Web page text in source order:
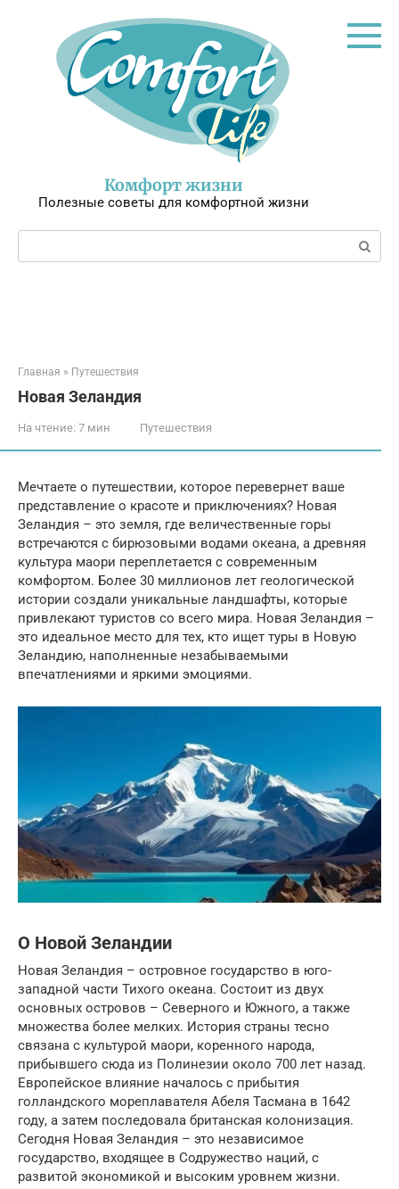
Комфорт жизни
Полезные советы для комфортной жизни
Поиск:
Главная » Путешествия
Новая Зеландия
На чтение: 7 мин Путешествия
Мечтаете о путешествии, которое перевернет ваше
представление о красоте и приключениях? Новая
Зеландия – это земля, где величественные горы
встречаются с бирюзовыми водами океана, а древняя
культура маори переплетается с современным
комфортом. Более 30 миллионов лет геологической
истории создали уникальные ландшафты, которые
привлекают туристов со всего мира. Новая Зеландия –
это идеальное место для тех, кто ищет туры в Новую
Зеландию, наполненные незабываемыми
впечатлениями и яркими эмоциями.
О Новой Зеландии
Новая Зеландия – островное государство в юго-
западной части Тихого океана. Состоит из двух
основных островов – Северного и Южного, а также
множества более мелких. История страны тесно
связана с культурой маори, коренного народа,
прибывшего сюда из Полинезии около 700 лет назад.
Европейское влияние началось с прибытия
голландского мореплавателя Абеля Тасмана в 1642
году, а затем последовала британская колонизация.
Сегодня Новая Зеландия – это независимое
государство, входящее в Содружество наций, с
развитой экономикой и высоким уровнем жизни.